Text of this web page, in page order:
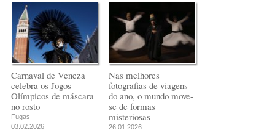
Carnaval de Veneza
celebra os Jogos
Olímpicos de máscara
no rosto
Fugas
03.02.2026
Nas melhores
fotografias de viagens
do ano, o mundo move-
se de formas
misteriosas
26.01.2026